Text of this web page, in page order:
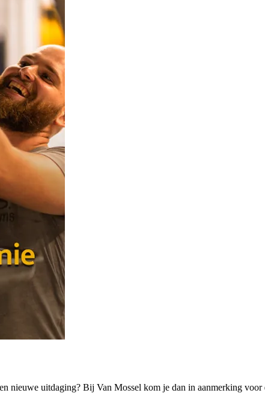
nieuwe uitdaging? Bij Van Mossel kom je dan in aanmerking voor